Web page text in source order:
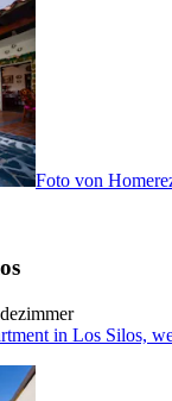
Foto von
in Los Silos,